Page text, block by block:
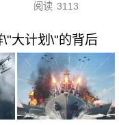
阅读 3113
大计划\"的背后